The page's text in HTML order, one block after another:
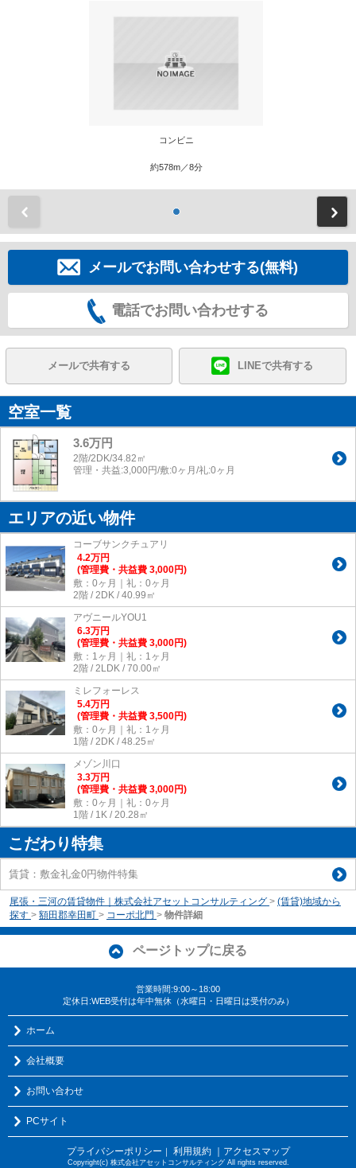
コンビニ
約578m／8分
メールでお問い合わせする(無料)
電話でお問い合わせする
メールで共有する LINEで共有する
空室一覧
3.6万円
2階/2DK/34.82㎡
管理・共益:3,000円/敷:0ヶ月/礼:0ヶ月
エリアの近い物件
コーブサンクチュアリ
4.2万円
(管理費・共益費 3,000円)
敷：0ヶ月｜礼：0ヶ月
2階 / 2DK / 40.99㎡
アヴニールYOU1
6.3万円
(管理費・共益費 3,000円)
敷：1ヶ月｜礼：1ヶ月
2階 / 2LDK / 70.00㎡
ミレフォーレス
5.4万円
(管理費・共益費 3,500円)
敷：0ヶ月｜礼：1ヶ月
1階 / 2DK / 48.25㎡
メゾン川口
3.3万円
(管理費・共益費 3,000円)
敷：0ヶ月｜礼：0ヶ月
1階 / 1K / 20.28㎡
こだわり特集
賃貸：敷金礼金0円物件特集
尾張・三河の賃貸物件｜株式会社アセットコンサルティング > (賃貸)地域から
探す > 額田郡幸田町 > コーポ北門 > 物件詳細
ページトップに戻る
営業時間:9:00～18:00
定休日:WEB受付は年中無休（水曜日・日曜日は受付のみ）
ホーム
会社概要
お問い合わせ
PCサイト
プライバシーポリシー ｜ 利用規約 ｜アクセスマップ
Copyright(c) 株式会社アセットコンサルティング All rights reserved.